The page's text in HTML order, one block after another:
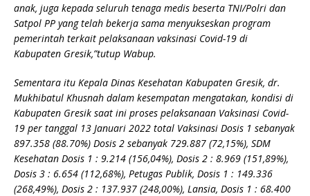
anak, juga kepada seluruh tenaga medis beserta TNI/Polri dan
Satpol PP yang telah bekerja sama menyukseskan program
pemerintah terkait pelaksanaan vaksinasi Covid-19 di
Kabupaten Gresik,”tutup Wabup.
Sementara itu Kepala Dinas Kesehatan Kabupaten Gresik, dr.
Mukhibatul Khusnah dalam kesempatan mengatakan, kondisi di
Kabupaten Gresik saat ini proses pelaksanaan Vaksinasi Covid-
19 per tanggal 13 Januari 2022 total Vaksinasi Dosis 1 sebanyak
897.358 (88.70%) Dosis 2 sebanyak 729.887 (72,15%), SDM
Kesehatan Dosis 1 : 9.214 (156,04%), Dosis 2 : 8.969 (151,89%),
Dosis 3 : 6.654 (112,68%), Petugas Publik, Dosis 1 : 149.336
(268,49%), Dosis 2 : 137.937 (248,00%), Lansia, Dosis 1 : 68.400